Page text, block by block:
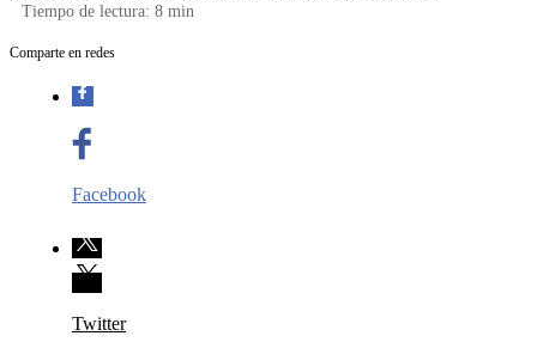
Tiempo de lectura: 8 min
Comparte en redes
Facebook
Twitter